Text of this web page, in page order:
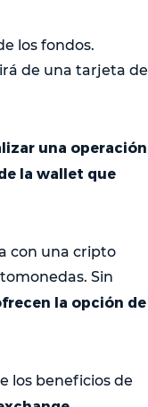
los fondos.
de una tarjeta de
una operación,
la wallet que
con una cripto
Sin
la opción de
los beneficios de